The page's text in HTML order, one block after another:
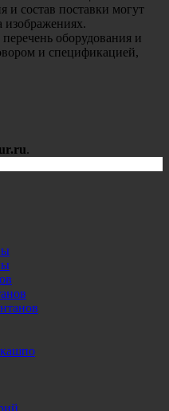
и состав поставки могут
изображениях.
оборудования и
и спецификацией,
.